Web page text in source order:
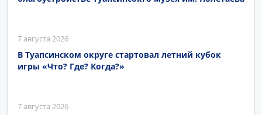
7 августа 2026
В Туапсинском округе стартовал летний кубок
игры «Что? Где? Когда?»
7 августа 2026